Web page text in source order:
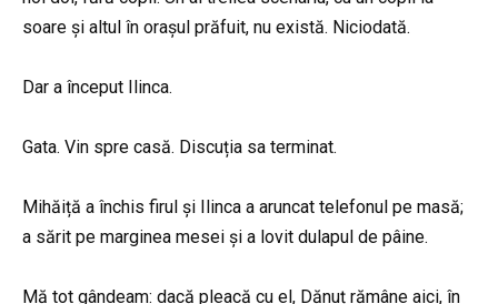
soare și altul în orașul prăfuit, nu există. Niciodată.
Dar a început Ilinca.
Gata. Vin spre casă. Discuția sa terminat.
Mihăiță a închis firul și Ilinca a aruncat telefonul pe masă;
a sărit pe marginea mesei și a lovit dulapul de pâine.
Mă tot gândeam: dacă pleacă cu el, Dănuț rămâne aici, în